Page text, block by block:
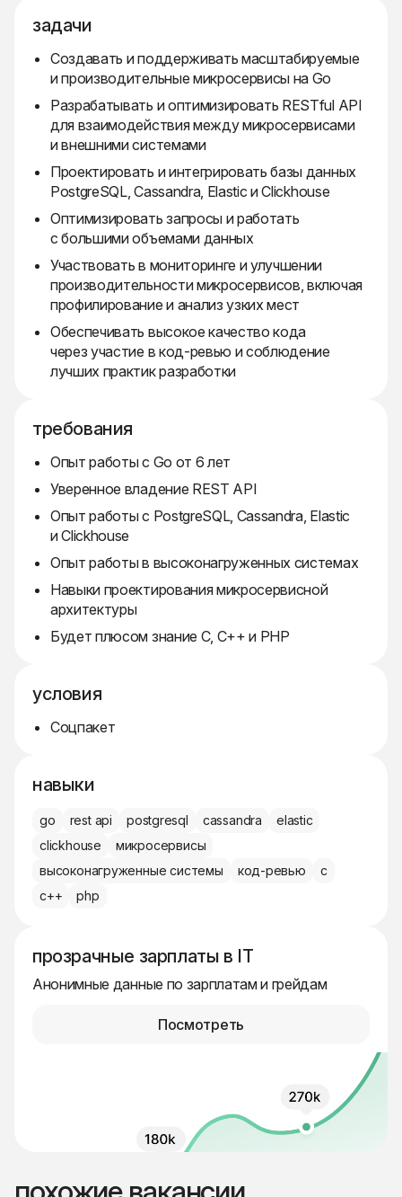
задачи
Создавать и поддерживать масштабируемые
и производительные микросервисы на Go
Разрабатывать и оптимизировать RESTful API
для взаимодействия между микросервисами
и внешними системами
Проектировать и интегрировать базы данных
PostgreSQL, Cassandra, Elastic и Clickhouse
Оптимизировать запросы и работать
с большими объемами данных
Участвовать в мониторинге и улучшении
производительности микросервисов, включая
профилирование и анализ узких мест
Обеспечивать высокое качество кода
через участие в код-ревью и соблюдение
лучших практик разработки
требования
Опыт работы с Go от 6 лет
Уверенное владение REST API
Опыт работы с PostgreSQL, Cassandra, Elastic
и Clickhouse
Опыт работы в высоконагруженных системах
Навыки проектирования микросервисной
архитектуры
Будет плюсом знание C, C++ и PHP
условия
Соцпакет
навыки
go rest api postgresql cassandra
elastic
clickhouse
микросервисы
высоконагруженные системы
код-ревью
c
c++
php
прозрачные зарплаты в IT
Анонимные данные по зарплатам и грейдам
Посмотреть